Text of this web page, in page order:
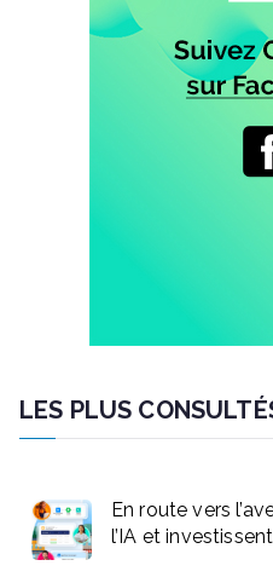
LES PLUS
En route vers
l’IA et